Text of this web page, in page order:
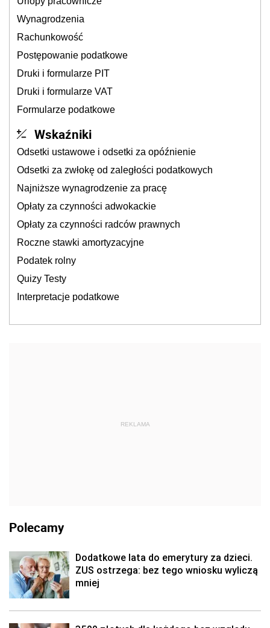
Wynagrodzenia
Rachunkowość
Postępowanie podatkowe
Druki i formularze PIT
Druki i formularze VAT
Formularze podatkowe
Wskaźniki
Odsetki ustawowe i odsetki za opóźnienie
Odsetki za zwłokę od zaległości podatkowych
Najniższe wynagrodzenie za pracę
Opłaty za czynności adwokackie
Opłaty za czynności radców prawnych
Roczne stawki amortyzacyjne
Podatek rolny
Quizy Testy
Interpretacje podatkowe
REKLAMA
Polecamy
Dodatkowe lata do emerytury za dzieci.
ZUS ostrzega: bez tego wniosku wyliczą
mniej